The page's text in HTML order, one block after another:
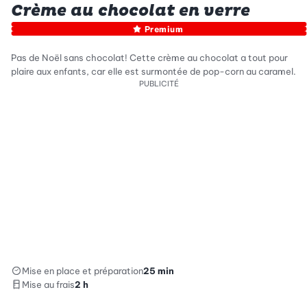
Crème au chocolat en verre
Premium
Pas de Noël sans chocolat! Cette crème au chocolat a tout pour
plaire aux enfants, car elle est surmontée de pop-corn au caramel.
PUBLICITÉ
Mise en place et préparation25 min
Mise au frais2 h